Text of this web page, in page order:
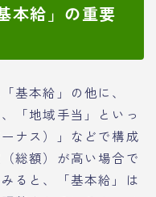
本給」の重要
基本給」の他に、
「地域手当」といっ
ナス）」などで構成
総額）が高い場合で
ると、「基本給」は